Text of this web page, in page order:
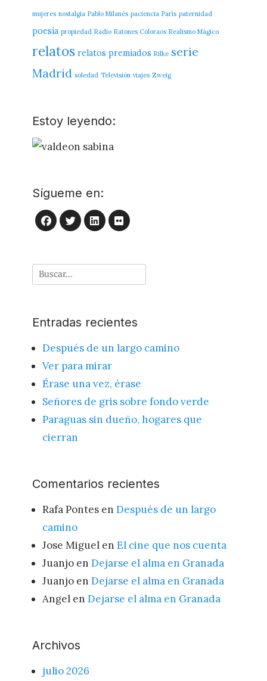
mujeres nostalgia Pablo Milanés paciencia París paternidad
poesía propiedad Radio Ratones Coloraos Realismo Mágico
relatos relatos premiados Rilke serie
Madrid soledad Televisión viajes Zweig
Estoy leyendo:
Sígueme en:
Facebook
Twitter
LinkedIn
Flickr
Buscar
Entradas recientes
Después de un largo camino
Ver para mirar
Érase una vez, érase
Señores de gris sobre fondo verde
Paraguas sin dueño, hogares que
cierran
Comentarios recientes
Rafa Pontes en Después de un largo
camino
Jose Miguel en El cine que nos cuenta
Juanjo en Dejarse el alma en Granada
Juanjo en Dejarse el alma en Granada
Angel en Dejarse el alma en Granada
Archivos
julio 2026